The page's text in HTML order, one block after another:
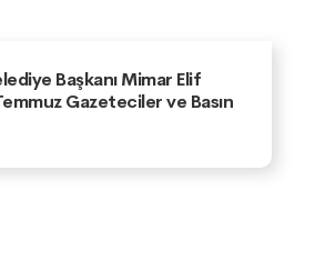
Başkanı Mimar Elif
Gazeteciler ve Basın